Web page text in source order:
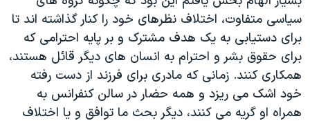
سیاسی متفاوت، اختلاف نظرهای خود را کنار گذاشته اند تا
برای دستیابی به یک هدف مشترک و بر پایه احترامی که
برای حقوق بشر و احترام به انسان های دیگر قائل هستند،
همکاری کنند. زمانی که مادری برای فرزند از دست رفته
خود اشک می ریزد و همه حضار در سالن کنفرانس به
همراه او گریه می کنند، دیگر بحث ما توافق و یا اختلاف